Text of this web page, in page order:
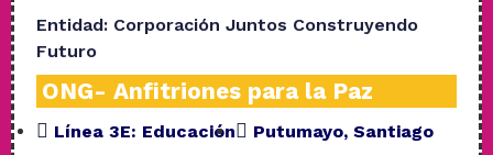
Entidad: Corporación Juntos Construyendo
Futuro
ONG- Anfitriones para la Paz
Línea 3E: Educación Putumayo, Santiago